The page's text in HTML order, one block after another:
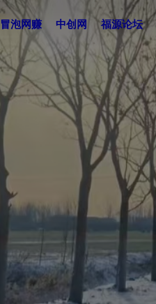
冒泡网赚 中创网 福源论坛